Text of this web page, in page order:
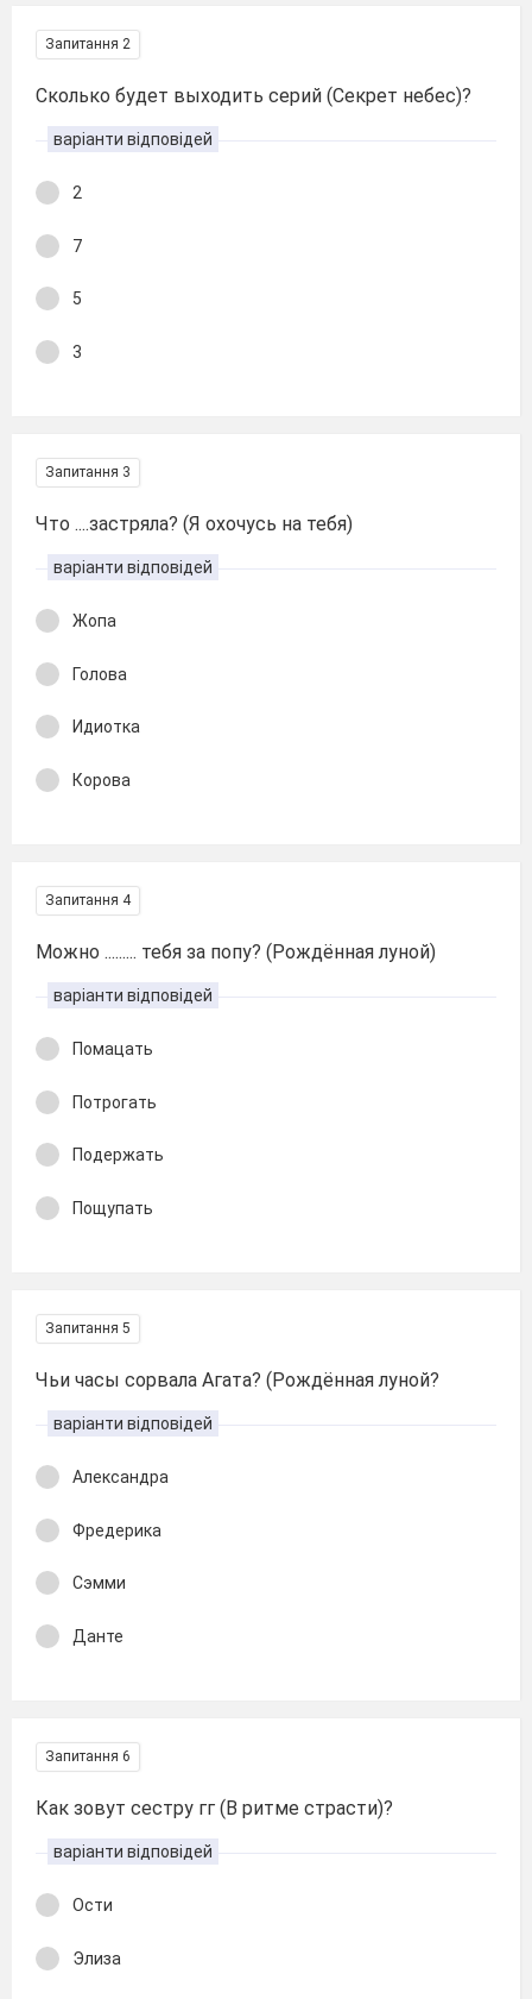
Запитання 2
Сколько будет выходить серий (Секрет небес)?
варіанти відповідей
2
7
5
3
Запитання 3
Что ....застряла? (Я охочусь на тебя)
варіанти відповідей
Жопа
Голова
Идиотка
Корова
Запитання 4
Можно ......... тебя за попу? (Рождённая луной)
варіанти відповідей
Помацать
Потрогать
Подержать
Пощупать
Запитання 5
Чьи часы сорвала Агата? (Рождённая луной?
варіанти відповідей
Александра
Фредерика
Сэмми
Данте
Запитання 6
Как зовут сестру гг (В ритме страсти)?
варіанти відповідей
Ости
Элиза